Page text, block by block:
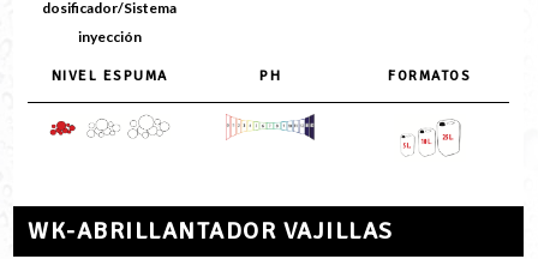
dosificador/Sistema
inyección
NIVEL ESPUMA PH FORMATOS
WK-ABRILLANTADOR VAJILLAS